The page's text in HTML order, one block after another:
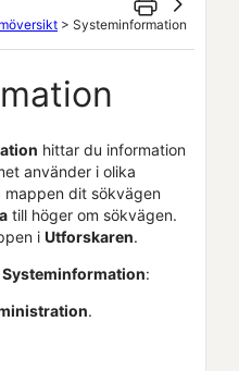
> Systeminformation
hittar du information
använder i olika
mappen dit sökvägen
till höger om sökvägen.
i Utforskaren.
Systeminformation:
.